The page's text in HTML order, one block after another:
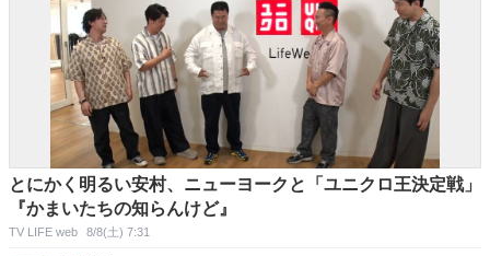
とにかく明るい安村、ニューヨークと「ユニクロ王決定戦」
『かまいたちの知らんけど』
TV LIFE web 8/8(土) 7:31